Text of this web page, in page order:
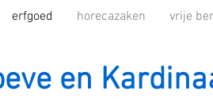
erfgoed horecazaken vrije
en